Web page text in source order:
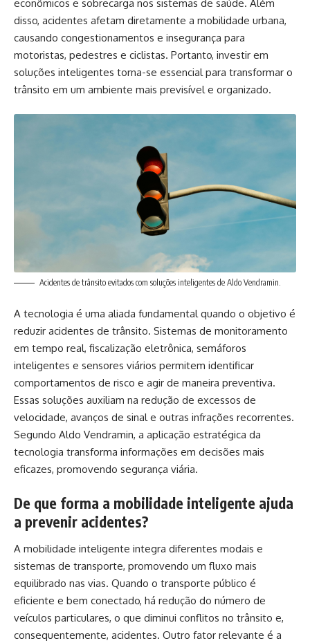
econômicos e sobrecarga nos sistemas de saúde. Além
disso, acidentes afetam diretamente a mobilidade urbana,
causando congestionamentos e insegurança para
motoristas, pedestres e ciclistas. Portanto, investir em
soluções inteligentes torna-se essencial para transformar o
trânsito em um ambiente mais previsível e organizado.
Acidentes de trânsito evitados com soluções inteligentes de Aldo Vendramin.
A tecnologia é uma aliada fundamental quando o objetivo é
reduzir acidentes de trânsito. Sistemas de monitoramento
em tempo real, fiscalização eletrônica, semáforos
inteligentes e sensores viários permitem identificar
comportamentos de risco e agir de maneira preventiva.
Essas soluções auxiliam na redução de excessos de
velocidade, avanços de sinal e outras infrações recorrentes.
Segundo Aldo Vendramin, a aplicação estratégica da
tecnologia transforma informações em decisões mais
eficazes, promovendo segurança viária.
De que forma a mobilidade inteligente ajuda
a prevenir acidentes?
A mobilidade inteligente integra diferentes modais e
sistemas de transporte, promovendo um fluxo mais
equilibrado nas vias. Quando o transporte público é
eficiente e bem conectado, há redução do número de
veículos particulares, o que diminui conflitos no trânsito e,
consequentemente, acidentes. Outro fator relevante é a